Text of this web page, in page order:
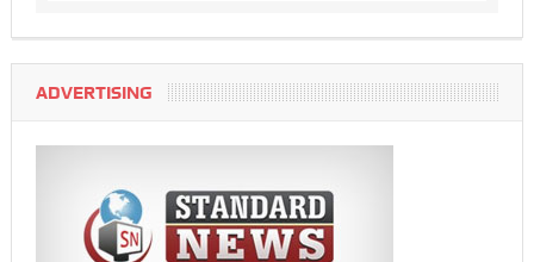
ADVERTISING